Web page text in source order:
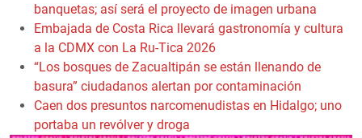
banquetas; así será el proyecto de imagen urbana
Embajada de Costa Rica llevará gastronomía y cultura
a la CDMX con La Ru-Tica 2026
“Los bosques de Zacualtipán se están llenando de
basura” ciudadanos alertan por contaminación
Caen dos presuntos narcomenudistas en Hidalgo; uno
portaba un revólver y droga